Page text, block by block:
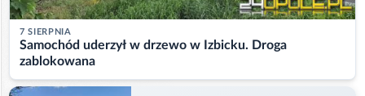
7 SIERPNIA
Samochód uderzył w drzewo w Izbicku. Droga
zablokowana